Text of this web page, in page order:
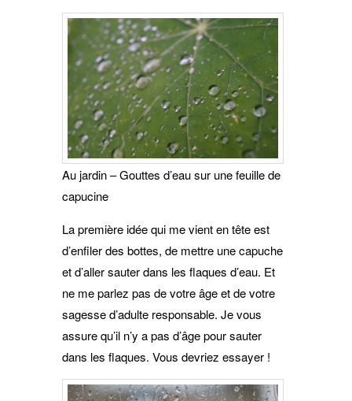
Au jardin – Gouttes d’eau sur une feuille de
capucine
La première idée qui me vient en tête est
d’enfiler des bottes, de mettre une capuche
et d’aller sauter dans les flaques d’eau. Et
ne me parlez pas de votre âge et de votre
sagesse d’adulte responsable. Je vous
assure qu’il n’y a pas d’âge pour sauter
dans les flaques. Vous devriez essayer !